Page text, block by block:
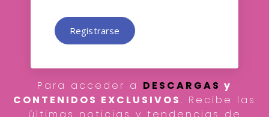
Registrarse
Para acceder a DESCARGAS y
CONTENIDOS EXCLUSIVOS. Recibe las